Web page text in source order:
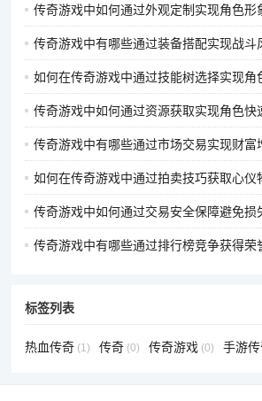
传奇游戏中如何通过外观定制实现角色形
传奇游戏中有哪些通过装备搭配实现战斗
如何在传奇游戏中通过技能树选择实现角
传奇游戏中如何通过资源获取实现角色快
传奇游戏中有哪些通过市场交易实现财富
如何在传奇游戏中通过拍卖技巧获取心仪
传奇游戏中如何通过交易安全保障避免损
传奇游戏中有哪些通过排行榜竞争获得荣
标签列表
热血传奇 (1) 传奇 (0) 传奇游戏 (0) 手游